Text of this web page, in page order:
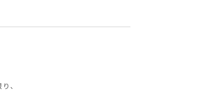
、